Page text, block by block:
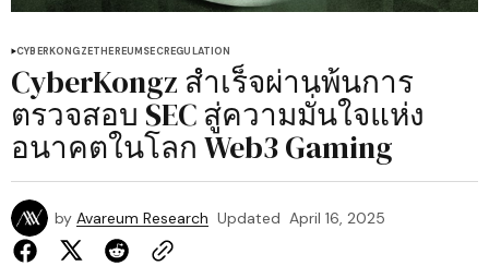
CYBERKONGZETHEREUMSECREGULATION
CyberKongz สำเร็จผ่านพ้นการ
ตรวจสอบ SEC สู่ความมั่นใจแห่ง
อนาคตในโลก Web3 Gaming
by Avareum Research Updated April 16, 2025